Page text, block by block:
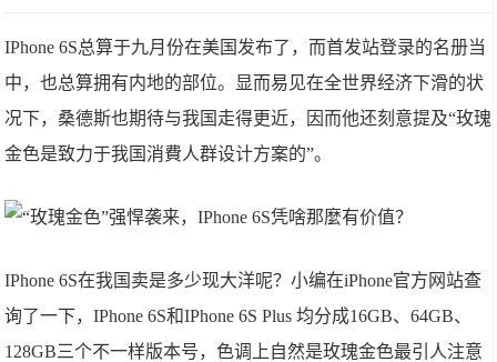
IPhone 6S总算于九月份在美国发布了，而首发站登录的名册当
中，也总算拥有内地的部位。显而易见在全世界经济下滑的状
况下，桑德斯也期待与我国走得更近，因而他还刻意提及“玫瑰
金色是致力于我国消費人群设计方案的”。
IPhone 6S在我国卖是多少现大洋呢？小编在iPhone官方网站查
询了一下，IPhone 6S和IPhone 6S Plus 均分成16GB、64GB、
128GB三个不一样版本号，色调上自然是玫瑰金色最引人注意